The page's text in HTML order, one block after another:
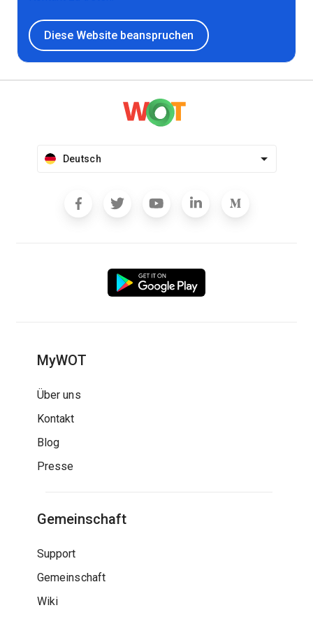
Diese Website beanspruchen
Deutsch
MyWOT
Über uns
Kontakt
Blog
Presse
Gemeinschaft
Support
Gemeinschaft
Wiki